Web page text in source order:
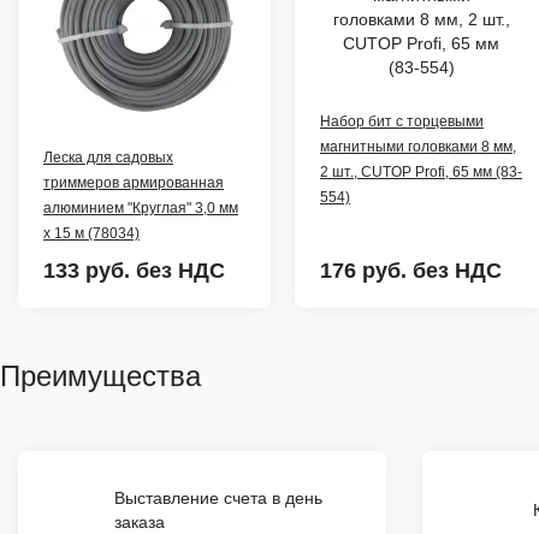
Леска для садовых
триммеров армированная
алюминием "Круглая" 3,0 мм
х 15 м (78034)
133 руб. без НДС
Набор бит с торцевыми
магнитными головками 8 мм,
2 шт., CUTOP Profi, 65 мм (83-
554)
176 руб. без НДС
Преимущества
Выставление счета в день
заказа